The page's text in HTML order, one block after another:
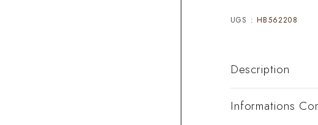
UGS : HB562208
Description
Informations